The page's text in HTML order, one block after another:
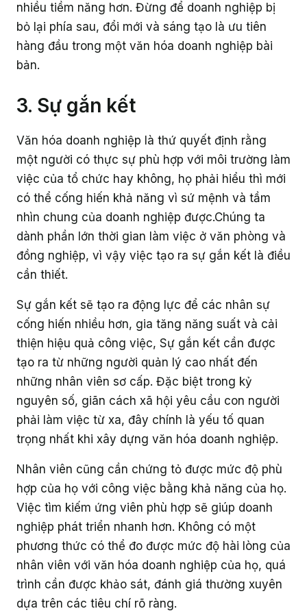
nhiều tiềm năng hơn. Đừng để doanh nghiệp bị
bỏ lại phía sau, đổi mới và sáng tạo là ưu tiên
hàng đầu trong một văn hóa doanh nghiệp bài
bản.
3. Sự gắn kết
Văn hóa doanh nghiệp là thứ quyết định rằng
một người có thực sự phù hợp với môi trường làm
việc của tổ chức hay không, họ phải hiểu thì mới
có thể cống hiến khả năng vì sứ mệnh và tầm
nhìn chung của doanh nghiệp được.Chúng ta
dành phần lớn thời gian làm việc ở văn phòng và
đồng nghiệp, vì vậy việc tạo ra sự gắn kết là điều
cần thiết.
Sự gắn kết sẽ tạo ra động lực để các nhân sự
cống hiến nhiều hơn, gia tăng năng suất và cải
thiện hiệu quả công việc, Sự gắn kết cần được
tạo ra từ những người quản lý cao nhất đến
những nhân viên sơ cấp. Đặc biệt trong kỷ
nguyên số, giãn cách xã hội yêu cầu con người
phải làm việc từ xa, đây chính là yếu tố quan
trọng nhất khi xây dựng văn hóa doanh nghiệp.
Nhân viên cũng cần chứng tỏ được mức độ phù
hợp của họ với công việc bằng khả năng của họ.
Việc tìm kiếm ứng viên phù hợp sẽ giúp doanh
nghiệp phát triển nhanh hơn. Không có một
phương thức có thể đo được mức độ hài lòng của
nhân viên với văn hóa doanh nghiệp của họ, quá
trình cần được khảo sát, đánh giá thường xuyên
dựa trên các tiêu chí rõ ràng.